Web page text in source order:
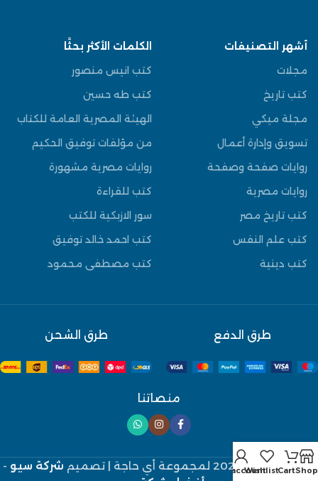
أشهر التصنيفات
مجلات
كتب تاريخ
مجلة ميكي
تسويق وإدارة أعمال
روايات صفحة وصفحة
روايات مصرية
كتب تاريخ مصر
كتب علم النفس
كتب دينية
الكلمات الأكثر بحثًا
كتب انيس منصور
كتب طه حسين
الهيئة المصرية العامة للكتاب
من مؤلفات توفيق الحكيم
روايات مصرية مشهورة
كتب للقراءة
سور الازبكية للكتب
كتب احمد خالد توفيق
كتب مصطفى محمود
طرق الدفع طرق الشحن
منصاتنا
جميع الحقوق 2026 لمجموعة أي حاجة | تصميم شركة سيو -
Shop
Cart
Wishlist
My account